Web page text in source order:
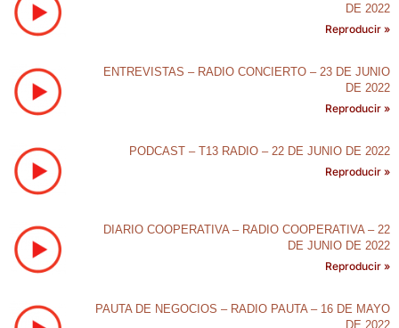
DE 2022
Reproducir »
ENTREVISTAS – RADIO CONCIERTO – 23 DE JUNIO
DE 2022
Reproducir »
PODCAST – T13 RADIO – 22 DE JUNIO DE 2022
Reproducir »
DIARIO COOPERATIVA – RADIO COOPERATIVA – 22
DE JUNIO DE 2022
Reproducir »
PAUTA DE NEGOCIOS – RADIO PAUTA – 16 DE MAYO
DE 2022